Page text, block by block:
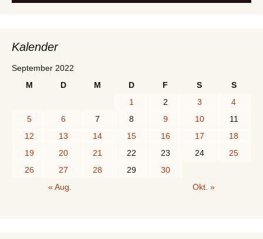
Kalender
September 2022
M
D M D F S
S
1
2 3
4
5
6 7 8 9 10
11
12
13 14 15 16 17
18
19
20 21 22 23 24
25
26
27 28 29
30
« Aug.
Okt. »